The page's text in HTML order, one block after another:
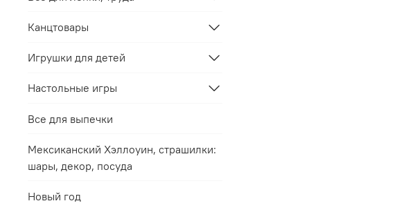
Канцтовары
Игрушки для детей
Настольные игры
Все для выпечки
Мексиканский Хэллоуин, страшилки:
шары, декор, посуда
Новый год